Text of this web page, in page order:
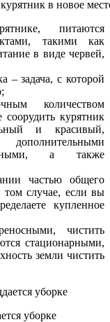
в новое
питаются
такими как
в виде червей,
– задача, с которой
количеством
курятник
и красивый,
а также
частью общего
том случае, если вы
купленное
чистить
стационарными,
земли чистить
уборке